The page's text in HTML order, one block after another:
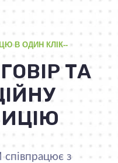
В ОДИН КЛІК--
ТА
співпрацює з